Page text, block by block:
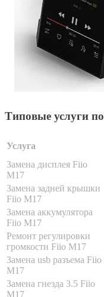
Типовые услуги
Услуга
Замена дисплея Fiio
M17
Замена задней крышки
Fiio M17
Замена аккумулятора
Fiio M17
Ремонт регулировки
громкости Fiio M17
Замена usb разъема Fiio
M17
Замена гнезда 3.5 Fiio
M17